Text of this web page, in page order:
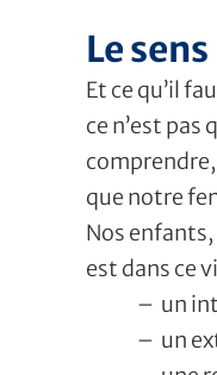
Le
Et ce qu’il
ce n’est
que notre
Nos
est dans ce
– un
– un